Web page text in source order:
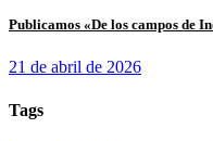
Publicamos «De los campos de
21 de abril de 2026
Tags